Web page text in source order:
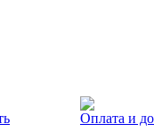
Оплата и